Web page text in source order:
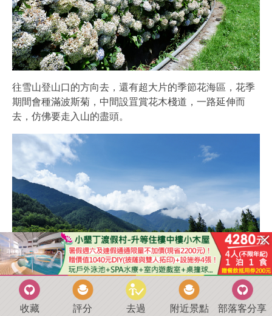
往雪山登山口的方向去，還有超大片的季節花海區，花季
期間會種滿波斯菊，中間設罝賞花木棧道，一路延伸而
去，仿佛要走入山的盡頭。
收藏 評分 去過 附近景點 部落客分享